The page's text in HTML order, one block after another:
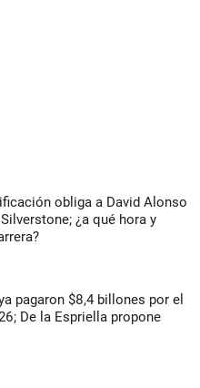
obliga a David Alonso
¿a qué hora y
pagaron $8,4 billones por el
De la Espriella propone